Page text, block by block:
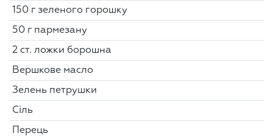
150 г зеленого горошку
50 г пармезану
2 ст. ложки борошна
Вершкове масло
Зелень петрушки
Сіль
Перець